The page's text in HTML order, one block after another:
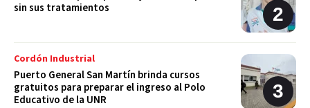
sin sus tratamientos
Cordón Industrial
Puerto General San Martín brinda cursos
gratuitos para preparar el ingreso al Polo
Educativo de la UNR